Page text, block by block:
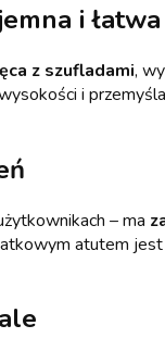
i
z szufladami,
i
– ma
atutem